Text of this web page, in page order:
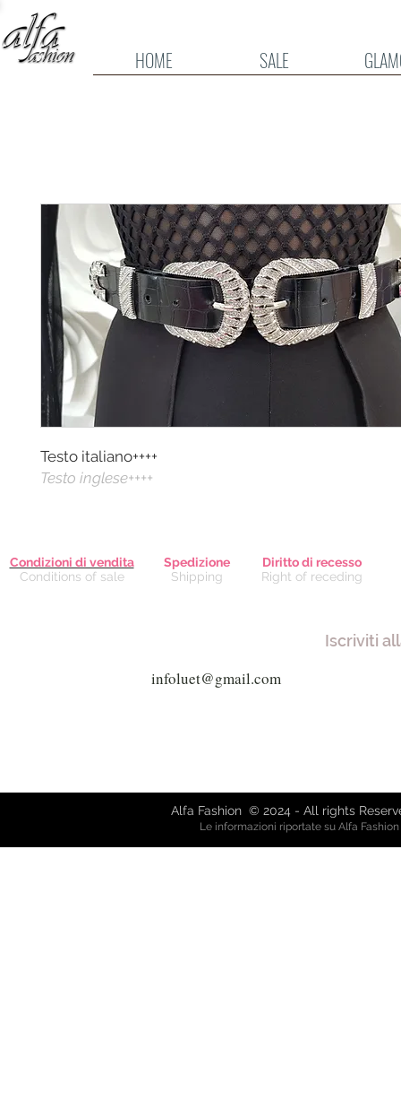
HOME SALE
Testo italiano++++
Testo inglese++++
Condizioni di vendita
Conditions of sale
Spedizione
Shipping
Diritto di recesso
Right of receding
Iscriviti
Alfa Fashion © 2024 - All rights
Le informazioni riportate su Alfa